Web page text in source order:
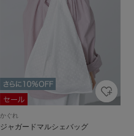
かぐれ
ジャガードマルシェバッグ